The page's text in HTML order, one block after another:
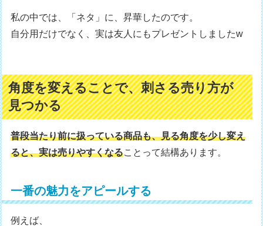
私の中では、「ネタ」に、昇華したのです。
自分用だけでなく、実は友人にもプレゼントしましたw
角度を変えることで、刺さる売り方が
見つかる
普段当たり前に扱っている商品も、見る角度を少し変え
ると、実は売りやすくなることって結構あります。
一番の魅力をアピールする
例えば、